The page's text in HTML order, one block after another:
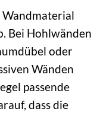
Bei Hohlwänden
oder
Wänden
passende
dass die